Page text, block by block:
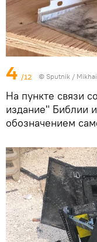
4 /12 © Sputnik /
На пункте связи
издание" Библии
обозначением